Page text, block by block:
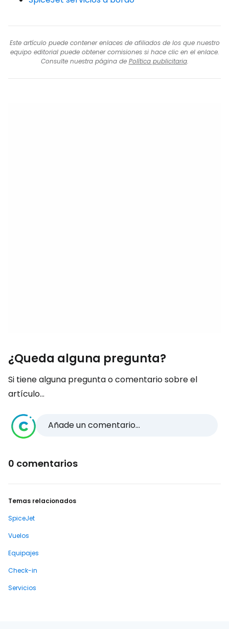
Este artículo puede contener enlaces de afiliados de los que nuestro
equipo editorial puede obtener comisiones si hace clic en el enlace.
Consulte nuestra página de Política publicitaria.
¿Queda alguna pregunta?
Si tiene alguna pregunta o comentario sobre el
artículo...
Añade un comentario...
0 comentarios
Temas relacionados
SpiceJet
Vuelos
Equipajes
Check-in
Servicios